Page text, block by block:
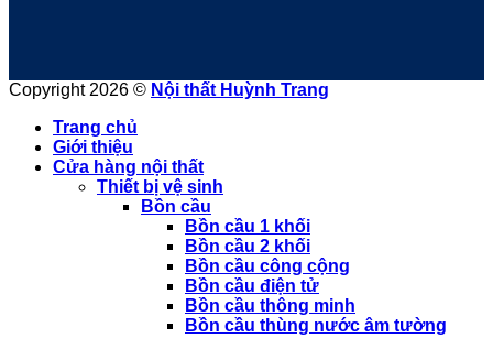
Copyright 2026 © Nội thất Huỳnh Trang
Trang chủ
Giới thiệu
Cửa hàng nội thất
Thiết bị vệ sinh
Bồn cầu
Bồn cầu 1 khối
Bồn cầu 2 khối
Bồn cầu công cộng
Bồn cầu điện tử
Bồn cầu thông minh
Bồn cầu thùng nước âm tường